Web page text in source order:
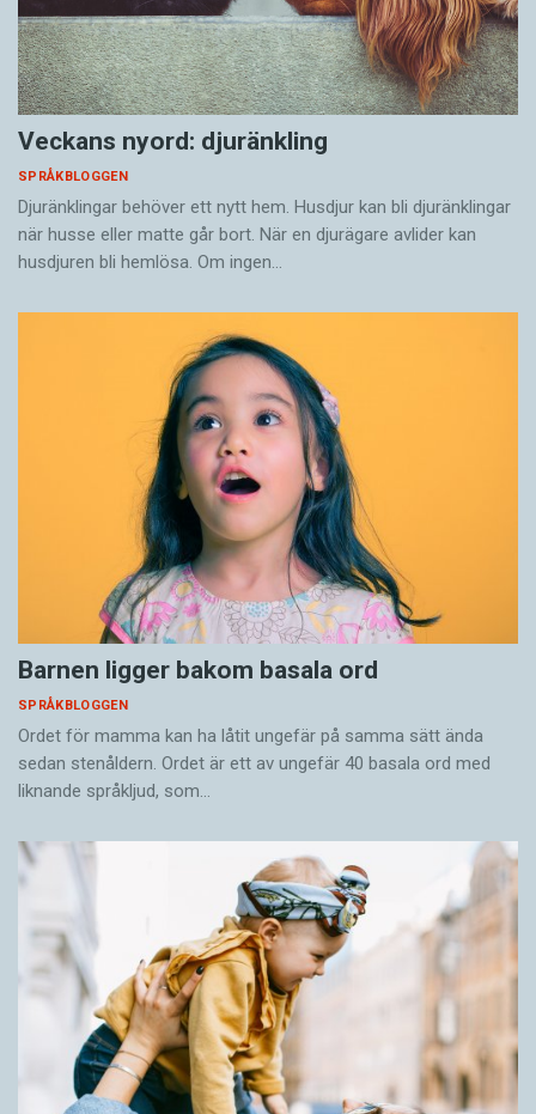
Veckans nyord: djuränkling
SPRÅKBLOGGEN
Djuränklingar behöver ett nytt hem. Husdjur kan bli djuränklingar
när husse eller matte går bort. När en djurägare avlider kan
husdjuren bli hemlösa. Om ingen…
Barnen ligger bakom basala ord
SPRÅKBLOGGEN
Ordet för mamma kan ha låtit ungefär på samma sätt ända
sedan stenåldern. Ordet är ett av ungefär 40 basala ord med
liknande språkljud, som…